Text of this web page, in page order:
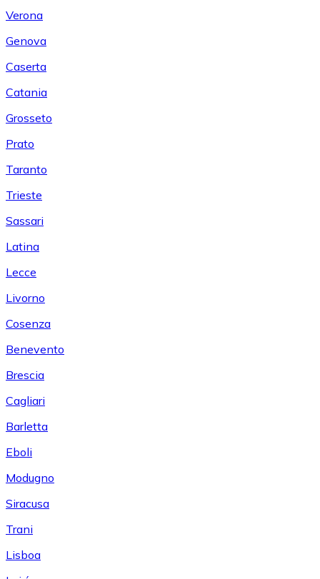
Verona
Genova
Caserta
Catania
Grosseto
Prato
Taranto
Trieste
Sassari
Latina
Lecce
Livorno
Cosenza
Benevento
Brescia
Cagliari
Barletta
Eboli
Modugno
Siracusa
Trani
Lisboa